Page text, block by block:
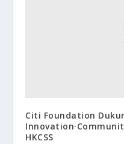
Citi Foundation
HKCSS